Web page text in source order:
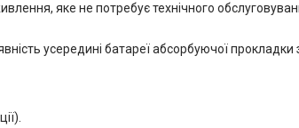
яке не потребує технічного
усередині батареї абсорбуючої